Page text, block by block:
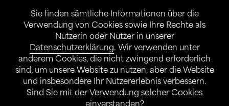
Sie finden sämtliche Informationen über die
Verwendung von Cookies sowie Ihre Rechte als
Nutzerin oder Nutzer in unserer
Datenschutzerklärung. Wir verwenden unter
anderem Cookies, die nicht zwingend erforderlich
sind, um unsere Website zu nutzen, aber die Website
und insbesondere Ihr Nutzererlebnis verbessern.
Sind Sie mit der Verwendung solcher Cookies
einverstanden?